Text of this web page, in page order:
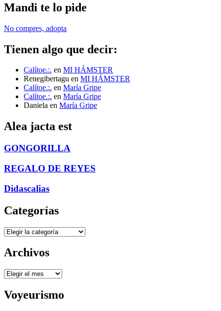
Mandi te lo pide
No compres, adopta
Tienen algo que decir:
Calítoe.:. en MI HÁMSTER
Renegibertagu en MI HÁMSTER
Calítoe.:. en María Gripe
Calítoe.:. en María Gripe
Daniela en María Gripe
Alea jacta est
GONGORILLA
REGALO DE REYES
Didascalias
Categorías
Categorías
Archivos
Archivos
Voyeurismo